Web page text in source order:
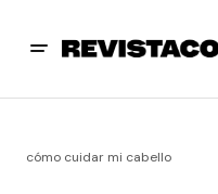
cómo cuidar mi cabello